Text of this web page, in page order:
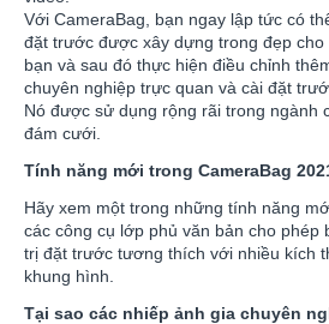
Với CameraBag, bạn ngay lập tức có
đặt trước được xây dựng trong đẹp cho
bạn và sau đó thực hiện điều chỉnh
chuyên nghiệp trực quan và cài đặt
Nó được sử dụng rộng rãi trong ngành
đám cưới.
Tính năng mới trong CameraBag
Hãy xem một trong những tính năng
các công cụ lớp phủ văn bản cho phép
trị đặt trước tương thích với nhiều kích
khung hình.
Tại sao các nhiếp ảnh gia chuyên